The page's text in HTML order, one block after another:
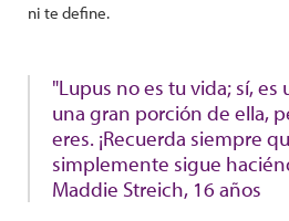
ni te define.
"Lupus no es tu vida; sí, es
una gran porción de ella,
eres. ¡Recuerda siempre
simplemente sigue
Maddie Streich, 16 años